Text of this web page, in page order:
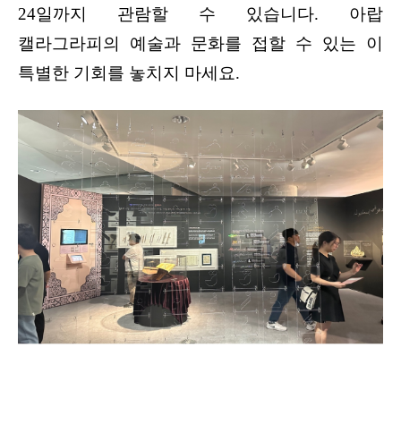
24일까지 관람할 수 있습니다. 아랍
캘라그라피의 예술과 문화를 접할 수 있는 이
특별한 기회를 놓치지 마세요.